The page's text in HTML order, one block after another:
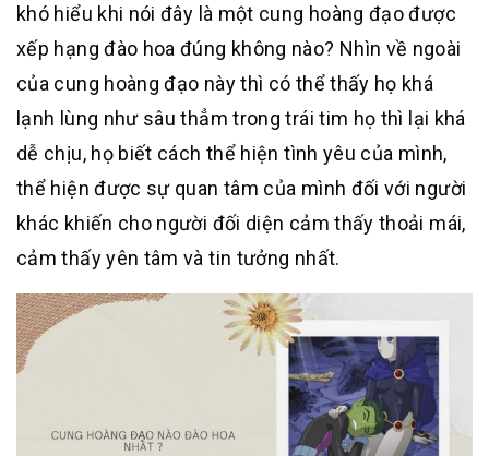
khó hiểu khi nói đây là một cung hoàng đạo được
xếp hạng đào hoa đúng không nào? Nhìn về ngoài
của cung hoàng đạo này thì có thể thấy họ khá
lạnh lùng như sâu thẳm trong trái tim họ thì lại khá
dễ chịu, họ biết cách thể hiện tình yêu của mình,
thể hiện được sự quan tâm của mình đối với người
khác khiến cho người đối diện cảm thấy thoải mái,
cảm thấy yên tâm và tin tưởng nhất.